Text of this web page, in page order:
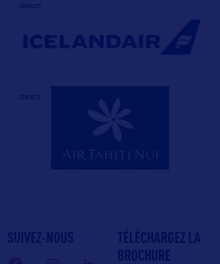
CONTACTS
CONTACTS
SUIVEZ-NOUS
TÉLÉCHARGEZ LA
BROCHURE